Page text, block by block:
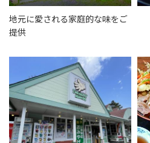
地元に愛される家庭的な味をご
提供